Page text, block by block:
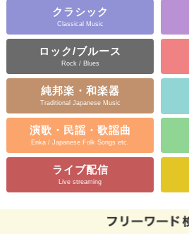
クラシック
Classical Music
ロック/ブルース
Rock / Blues
純邦楽・和楽器
Traditional Japanese Music
演歌・民謡・歌謡曲
Enka / Japanese Folk Songs etc.
ライブ配信
Live streaming